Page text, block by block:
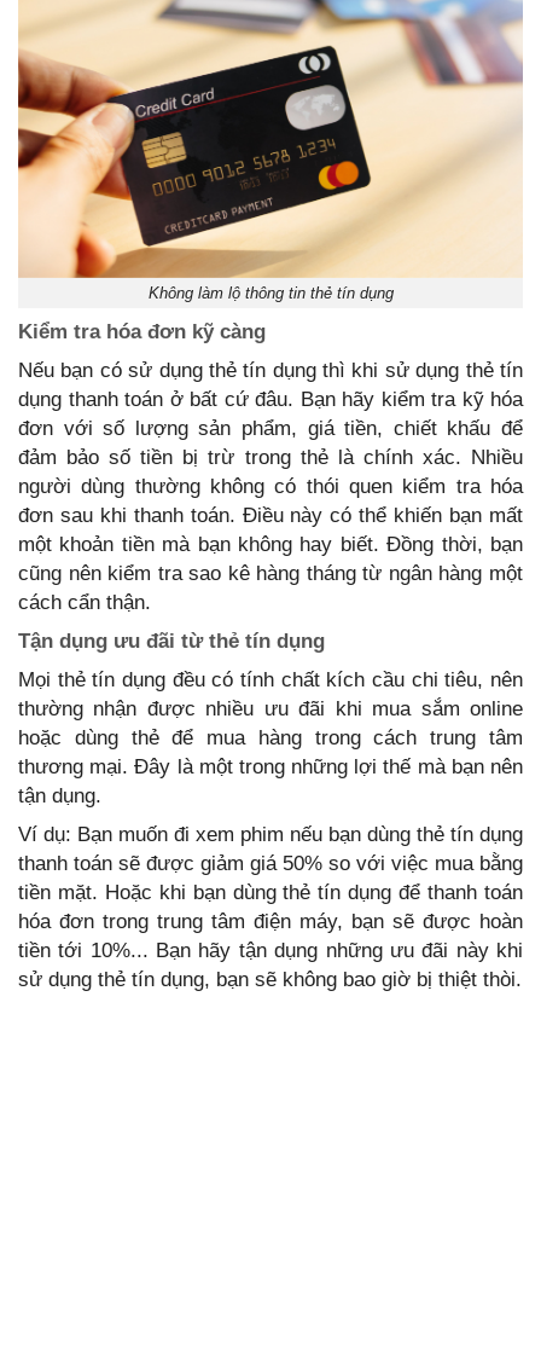
Không làm lộ thông tin thẻ tín dụng
Kiểm tra hóa đơn kỹ càng
Nếu bạn có sử dụng thẻ tín dụng thì khi sử dụng thẻ tín
dụng thanh toán ở bất cứ đâu. Bạn hãy kiểm tra kỹ hóa
đơn với số lượng sản phẩm, giá tiền, chiết khấu để
đảm bảo số tiền bị trừ trong thẻ là chính xác. Nhiều
người dùng thường không có thói quen kiểm tra hóa
đơn sau khi thanh toán. Điều này có thể khiến bạn mất
một khoản tiền mà bạn không hay biết. Đồng thời, bạn
cũng nên kiểm tra sao kê hàng tháng từ ngân hàng một
cách cẩn thận.
Tận dụng ưu đãi từ thẻ tín dụng
Mọi thẻ tín dụng đều có tính chất kích cầu chi tiêu, nên
thường nhận được nhiều ưu đãi khi mua sắm online
hoặc dùng thẻ để mua hàng trong cách trung tâm
thương mại. Đây là một trong những lợi thế mà bạn nên
tận dụng.
Ví dụ: Bạn muốn đi xem phim nếu bạn dùng thẻ tín dụng
thanh toán sẽ được giảm giá 50% so với việc mua bằng
tiền mặt. Hoặc khi bạn dùng thẻ tín dụng để thanh toán
hóa đơn trong trung tâm điện máy, bạn sẽ được hoàn
tiền tới 10%... Bạn hãy tận dụng những ưu đãi này khi
sử dụng thẻ tín dụng, bạn sẽ không bao giờ bị thiệt thòi.